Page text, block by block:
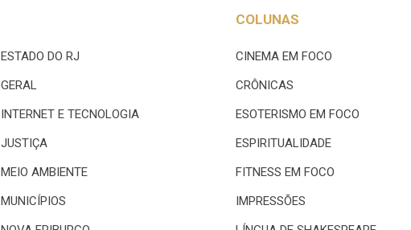
ESTADO DO RJ
GERAL
INTERNET E TECNOLOGIA
JUSTIÇA
MEIO AMBIENTE
MUNICÍPIOS
COLUNAS
CINEMA EM FOCO
CRÔNICAS
ESOTERISMO EM FOCO
ESPIRITUALIDADE
FITNESS EM FOCO
IMPRESSÕES